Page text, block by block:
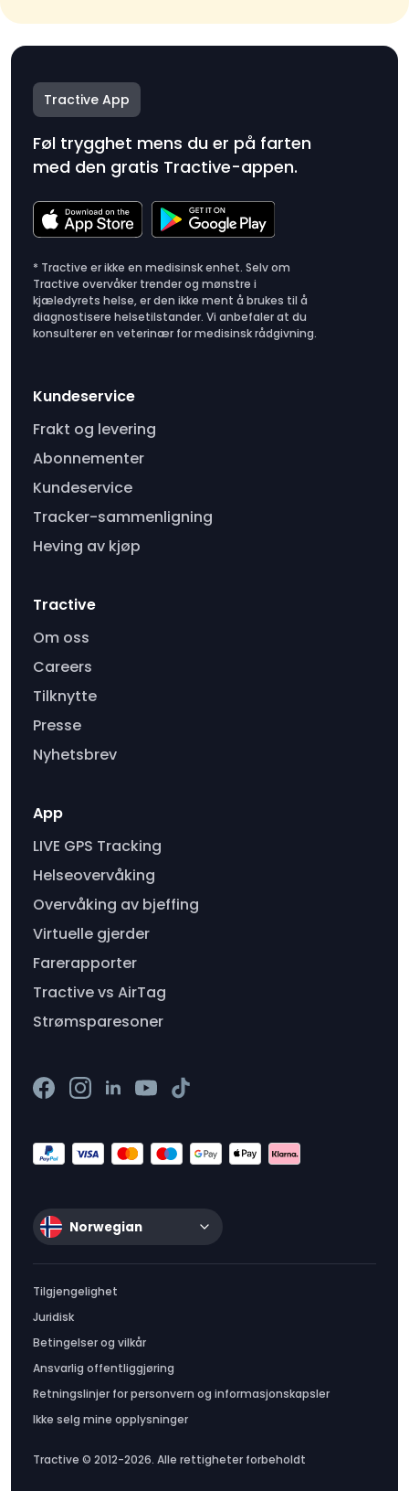
Tractive App
Føl trygghet mens du er på farten
med den gratis Tractive-appen.
* Tractive er ikke en medisinsk enhet. Selv om
Tractive overvåker trender og mønstre i
kjæledyrets helse, er den ikke ment å brukes til å
diagnostisere helsetilstander. Vi anbefaler at du
konsulterer en veterinær for medisinsk rådgivning.
Kundeservice
Frakt og levering
Abonnementer
Kundeservice
Tracker-sammenligning
Heving av kjøp
Tractive
Om oss
Careers
Tilknytte
Presse
Nyhetsbrev
App
LIVE GPS Tracking
Helseovervåking
Overvåking av bjeffing
Virtuelle gjerder
Farerapporter
Tractive vs AirTag
Strømsparesoner
Norwegian
Tilgjengelighet
Juridisk
Betingelser og vilkår
Ansvarlig offentliggjøring
Retningslinjer for personvern og informasjonskapsler
Ikke selg mine opplysninger
Tractive © 2012-2026. Alle rettigheter forbeholdt